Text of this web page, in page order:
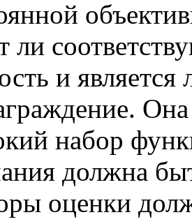
ли
и
набор
должна
оценки